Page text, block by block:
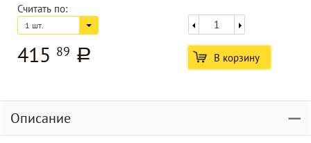
Считать по:
1 шт.
415 89 a В корзину
Описание